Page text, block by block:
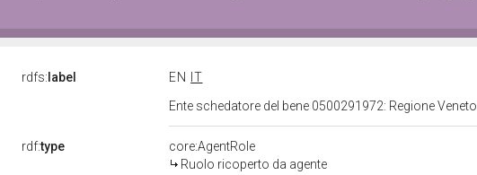
rdfs: label EN
IT
Ente schedatore del bene 0500291972: Regione Veneto
rdf:type
core:AgentRole
Ruolo ricoperto da agente